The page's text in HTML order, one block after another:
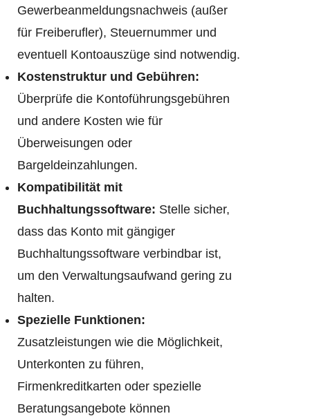
Gewerbeanmeldungsnachweis (außer
für Freiberufler), Steuernummer und
eventuell Kontoauszüge sind notwendig.
Kostenstruktur und Gebühren:
Überprüfe die Kontoführungsgebühren
und andere Kosten wie für
Überweisungen oder
Bargeldeinzahlungen.
Kompatibilität mit
Buchhaltungssoftware: Stelle sicher,
dass das Konto mit gängiger
Buchhaltungssoftware verbindbar ist,
um den Verwaltungsaufwand gering zu
halten.
Spezielle Funktionen:
Zusatzleistungen wie die Möglichkeit,
Unterkonten zu führen,
Firmenkreditkarten oder spezielle
Beratungsangebote können